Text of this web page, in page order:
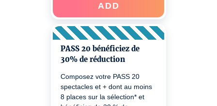
handicapés) - un justificatif
contrôle billets. Pour bénéficiez
de votre réduction lors d'un
prochain achat merci de bien
vouloir passer à Sponeck ou
nous joindre au 0805 710 700.
ADD
PASS 20 bénéficiez de
30% de réduction
Composez votre PASS 20
spectacles et + dont au moins
8 places sur la sélection* et